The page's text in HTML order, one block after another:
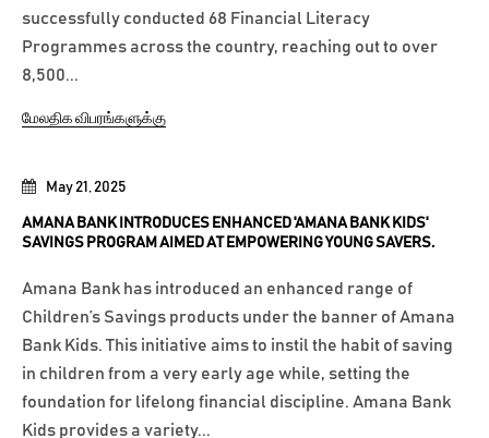
May 21, 2025
AMANA BANK INTRODUCES ENHANCED 'AMANA BANK KIDS'
SAVINGS PROGRAM AIMED AT EMPOWERING YOUNG SAVERS.
Amana Bank has introduced an enhanced range of
Children’s Savings products under the banner of Amana
Bank Kids. This initiative aims to instil the habit of saving
in children from a very early age while, setting the
foundation for lifelong financial discipline. Amana Bank
Kids provides a variety...
successfully conducted 68 Financial Literacy
Programmes across the country, reaching out to over
8,500...
மேலதிக விபரங்களுக்கு